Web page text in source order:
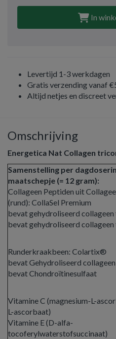
In
Levertijd 1-3 werkdagen
Gratis verzending vanaf
Altijd netjes en discreet
Omschrijving
Energetica Nat Collagen
Samenstelling per
maatschepje (= 12 gram):
Collageen Peptiden uit
(rund): CollaSel Premium
bevat gehydroliseerd collageen
bevat gehydroliseerd collageen
Runderkraakbeen: Colartix®
bevat Gehydroliseerd
bevat Chondroïtinesulfaat
Vitamine C (magnesium-L-
L-ascorbaat)
Vitamine E (D-alfa-
tocoferylwaterstofsuccinaat)